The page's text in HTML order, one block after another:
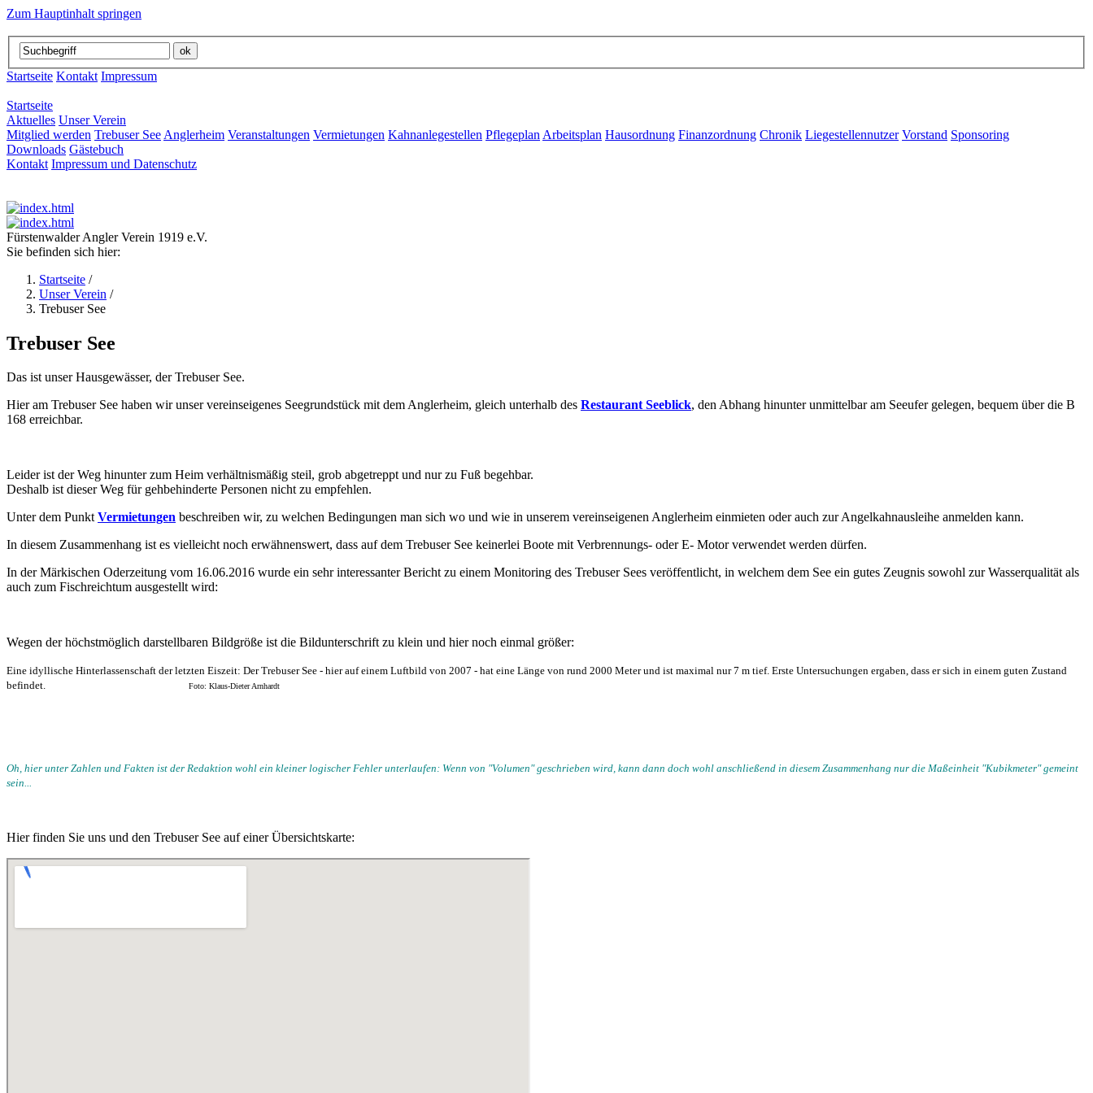
Zum Hauptinhalt springen
Startseite Kontakt Impressum
Startseite
Aktuelles Unser Verein
Mitglied werden Trebuser See Anglerheim Veranstaltungen Vermietungen Kahnanlegestellen Pflegeplan Arbeitsplan Hausordnung Finanzordnung Chronik Liegestellennutzer Vorstand Sponsoring
Downloads Gästebuch
Kontakt Impressum und Datenschutz
Fürstenwalder Angler Verein 1919 e.V.
Sie befinden sich hier:
Startseite /
Unser Verein /
Trebuser See
Trebuser See
Das ist unser Hausgewässer, der Trebuser See.
Hier am Trebuser See haben wir unser vereinseigenes Seegrundstück mit dem Anglerheim, gleich unterhalb des Restaurant Seeblick, den Abhang hinunter unmittelbar am Seeufer gelegen, bequem über die B
168 erreichbar.
Leider ist der Weg hinunter zum Heim verhältnismäßig steil, grob abgetreppt und nur zu Fuß begehbar.
Deshalb ist dieser Weg für gehbehinderte Personen nicht zu empfehlen.
Unter dem PunktVermietungen beschreiben wir, zu welchen Bedingungen man sich wo und wie in unserem vereinseigenen Anglerheim einmieten oder auch zur Angelkahnausleihe anmelden kann.
In diesem Zusammenhang ist es vielleicht noch erwähnenswert, dass auf dem Trebuser See keinerlei Boote mit Verbrennungs- oder E- Motor verwendet werden dürfen.
In der Märkischen Oderzeitung vom 16.06.2016 wurde ein sehr interessanter Bericht zu einem Monitoring des Trebuser Sees veröffentlicht, in welchem dem See ein gutes Zeugnis sowohl zur Wasserqualität als
auch zum Fischreichtum ausgestellt wird:
Wegen der höchstmöglich darstellbaren Bildgröße ist die Bildunterschrift zu klein und hier noch einmal größer:
Eine idyllische Hinterlassenschaft der letzten Eiszeit: Der Trebuser See - hier auf einem Luftbild von 2007 - hat eine Länge von rund 2000 Meter und ist maximal nur 7 m tief. Erste Untersuchungen ergaben, dass er sich in einem guten Zustand
befindet.
Foto: Klaus-Dieter Arnhardt
Oh, hier unter Zahlen und Fakten ist der Redaktion wohl ein kleiner logischer Fehler unterlaufen: Wenn von "Volumen" geschrieben wird, kann dann doch wohl anschließend in diesem Zusammenhang nur die Maßeinheit "Kubikmeter" gemeint
sein...
Hier finden Sie uns und den Trebuser See auf einer Übersichtskarte: